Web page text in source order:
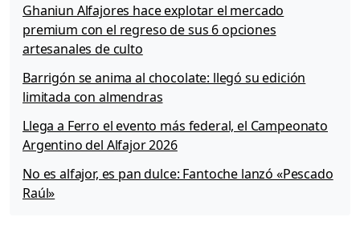
Ghaniun Alfajores hace explotar el mercado
premium con el regreso de sus 6 opciones
artesanales de culto
Barrigón se anima al chocolate: llegó su edición
limitada con almendras
Llega a Ferro el evento más federal, el Campeonato
Argentino del Alfajor 2026
No es alfajor, es pan dulce: Fantoche lanzó «Pescado
Raúl»